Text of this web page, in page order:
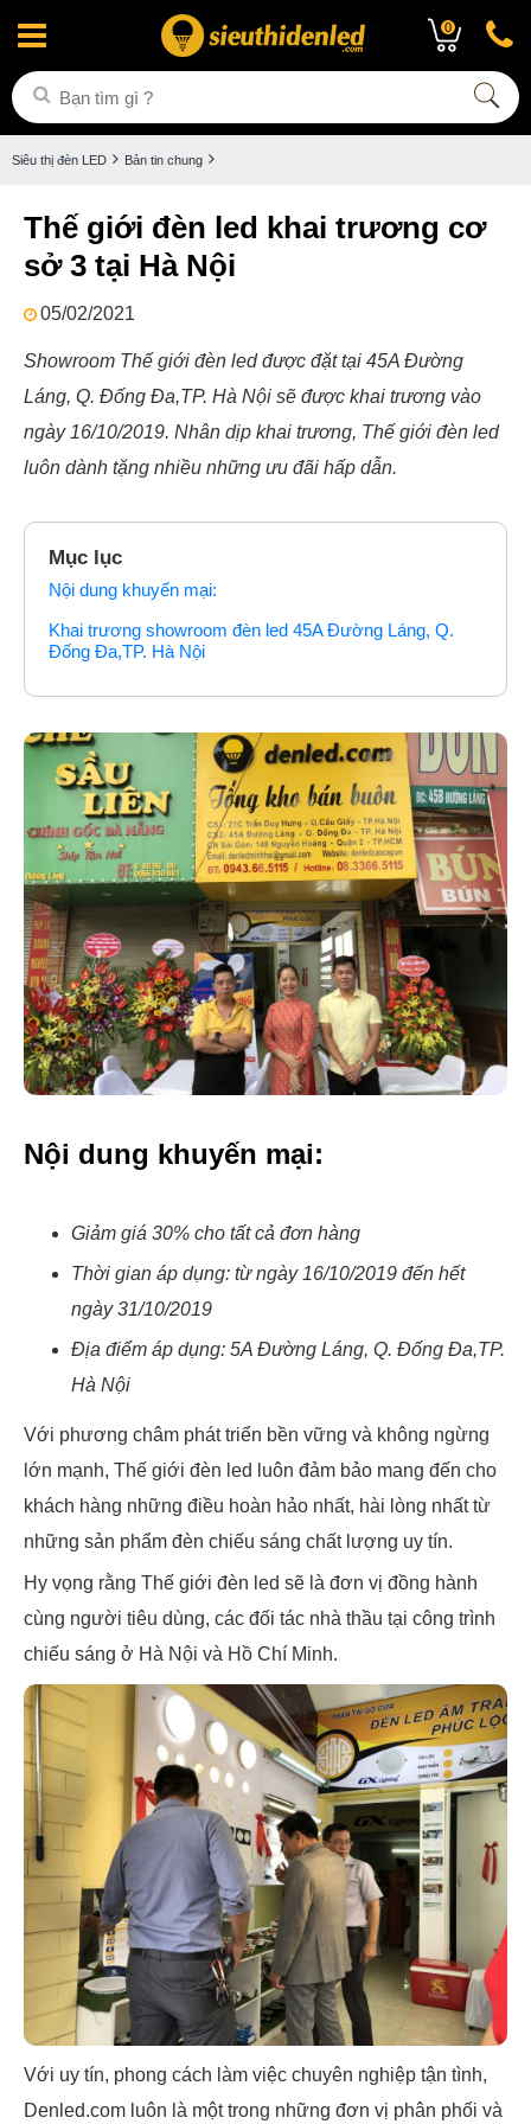
0
Siêu thị đèn LED Bản tin chung
Thế giới đèn led khai trương cơ
sở 3 tại Hà Nội
05/02/2021
Showroom Thế giới đèn led được đặt tại 45A Đường
Láng, Q. Đống Đa,TP. Hà Nội sẽ được khai trương vào
ngày 16/10/2019. Nhân dịp khai trương, Thế giới đèn led
luôn dành tặng nhiều những ưu đãi hấp dẫn.
Mục lục
Nội dung khuyến mại:
Khai trương showroom đèn led 45A Đường Láng, Q.
Đống Đa,TP. Hà Nội
Nội dung khuyến mại:
Giảm giá 30% cho tất cả đơn hàng
Thời gian áp dụng: từ ngày 16/10/2019 đến hết
ngày 31/10/2019
Địa điểm áp dụng: 5A Đường Láng, Q. Đống Đa,TP.
Hà Nội
Với phương châm phát triển bền vững và không ngừng
lớn mạnh, Thế giới đèn led luôn đảm bảo mang đến cho
khách hàng những điều hoàn hảo nhất, hài lòng nhất từ
những sản phẩm đèn chiếu sáng chất lượng uy tín.
Hy vọng rằng Thế giới đèn led sẽ là đơn vị đồng hành
cùng người tiêu dùng, các đối tác nhà thầu tại công trình
chiếu sáng ở Hà Nội và Hồ Chí Minh.
Với uy tín, phong cách làm việc chuyên nghiệp tận tình,
Denled.com luôn là một trong những đơn vị phân phối và